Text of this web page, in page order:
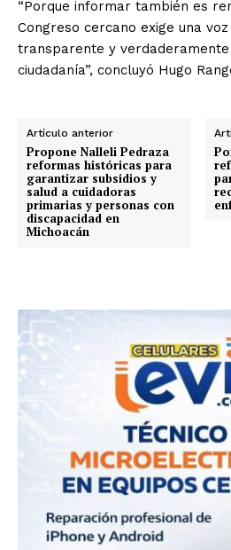
“Porque informar también es
Congreso cercano exige una
transparente y
ciudadanía”, concluyó Hugo
Artículo anterior
Propone Nalleli Pedraza
reformas históricas para
garantizar subsidios y
salud a cuidadoras
primarias y personas con
discapacidad en
Michoacán